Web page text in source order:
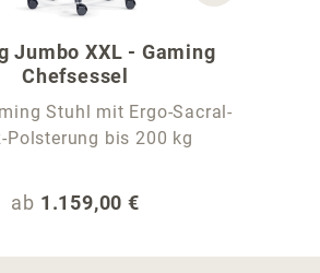
Jumbo XXL - Gaming
Chefsessel
Stuhl mit Ergo-Sacral-
Stütz-Polsterung bis 200 kg
Regulärer Preis:
ab 1.159,00 €